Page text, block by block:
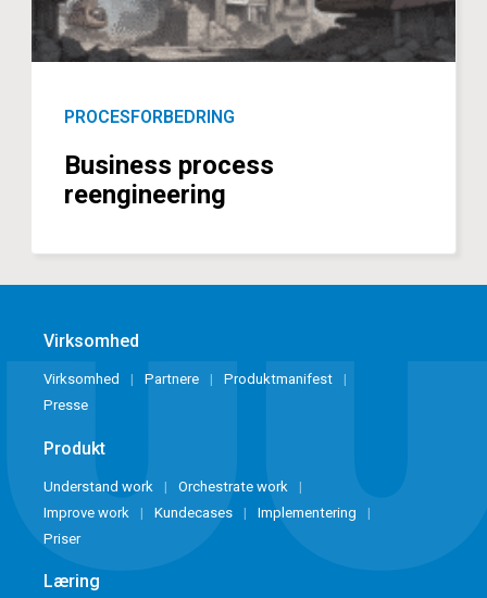
PROCESFORBEDRING
Business process
reengineering
Virksomhed
Virksomhed Partnere
Produktmanifest
Presse
Produkt
Understand work
Orchestrate work
Improve work
Kundecases
Implementering
Priser
Læring